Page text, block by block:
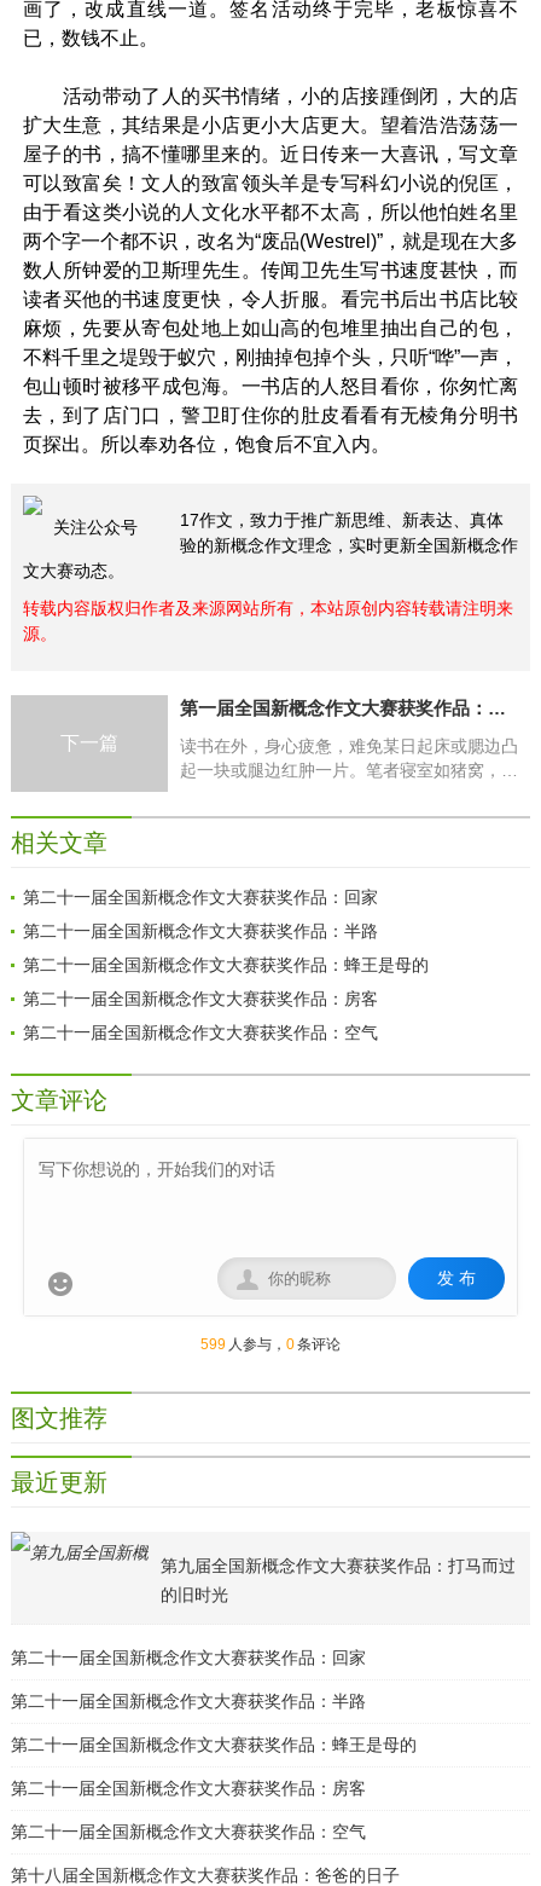
画了，改成直线一道。签名活动终于完毕，老板惊喜不
已，数钱不止。
活动带动了人的买书情绪，小的店接踵倒闭，大的店
扩大生意，其结果是小店更小大店更大。望着浩浩荡荡一
屋子的书，搞不懂哪里来的。近日传来一大喜讯，写文章
可以致富矣！文人的致富领头羊是专写科幻小说的倪匡，
由于看这类小说的人文化水平都不太高，所以他怕姓名里
两个字一个都不识，改名为“废品(Westrel)”，就是现在大多
数人所钟爱的卫斯理先生。传闻卫先生写书速度甚快，而
读者买他的书速度更快，令人折服。看完书后出书店比较
麻烦，先要从寄包处地上如山高的包堆里抽出自己的包，
不料千里之堤毁于蚁穴，刚抽掉包掉个头，只听“哗”一声，
包山顿时被移平成包海。一书店的人怒目看你，你匆忙离
去，到了店门口，警卫盯住你的肚皮看看有无棱角分明书
页探出。所以奉劝各位，饱食后不宜入内。
关注公众号
17作文，致力于推广新思维、新表达、真体
验的新概念作文理念，实时更新全国新概念作
文大赛动态。
转载内容版权归作者及来源网站所有，本站原创内容转载请注明来
源。
下一篇
第一届全国新概念作文大赛获奖作品：求医
读书在外，身心疲惫，难免某日起床或腮边凸
起一块或腿边红肿一片。笔者寝室如猪窝，奇
穿两个礼拜，第一个礼拜穿好后第二个礼拜内
相关文章
第二十一届全国新概念作文大赛获奖作品：回家
第二十一届全国新概念作文大赛获奖作品：半路
第二十一届全国新概念作文大赛获奖作品：蜂王是母的
第二十一届全国新概念作文大赛获奖作品：房客
第二十一届全国新概念作文大赛获奖作品：空气
文章评论
 发 布

599 人参与， 0条评论
图文推荐
最近更新
第九届全国新概念作文大赛获奖作品：打马而过
的旧时光
第二十一届全国新概念作文大赛获奖作品：回家
第二十一届全国新概念作文大赛获奖作品：半路
第二十一届全国新概念作文大赛获奖作品：蜂王是母的
第二十一届全国新概念作文大赛获奖作品：房客
第二十一届全国新概念作文大赛获奖作品：空气
第十八届全国新概念作文大赛获奖作品：爸爸的日子